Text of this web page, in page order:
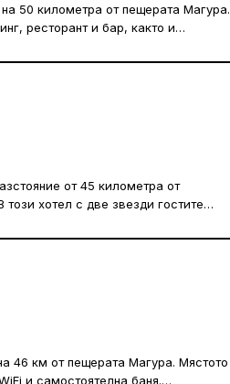
50 километра от пещерата Магура.
ресторант и бар, както и
сървиз и фамилни стаи. Стаите са
от 45 километра от
хотел с две звезди гостите
с гардероб. Всички стаи в Impuls
тоалетни принадлежности.
което е на 106 километра
46 км от пещерата Магура. Мястото
и самостоятелна баня.